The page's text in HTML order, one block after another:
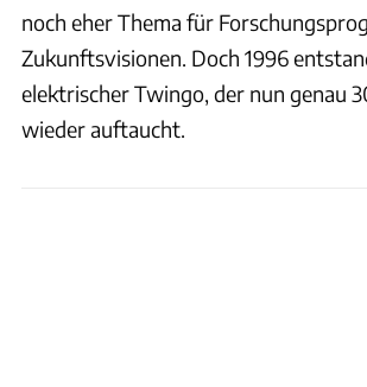
noch eher Thema für
Zukunftsvisionen. Doch 1996
elektrischer Twingo, der nun genau
wieder auftaucht.